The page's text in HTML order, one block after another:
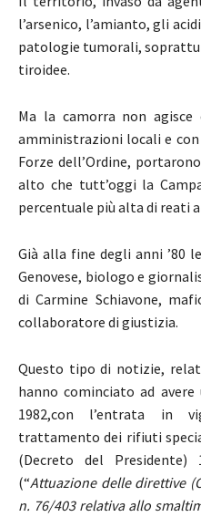
l’arsenico, l’amianto, gli
patologie tumorali,
tiroidee.
Ma la camorra non
amministrazioni locali e
Forze dell’Ordine,
alto che tutt’oggi la
percentuale più alta di reati
Già alla fine degli anni ’80
Genovese, biologo e
di Carmine Schiavone,
collaboratore di giustizia.
Questo tipo di notizie,
hanno cominciato ad
1982,con l’entrata in
trattamento dei rifiuti
(Decreto del
(“Attuazione delle direttive
n. 76/403 relativa allo